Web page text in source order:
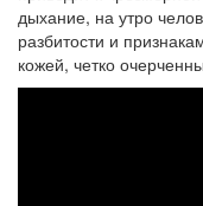
дыхание, на утро
разбитости и
кожей, четко